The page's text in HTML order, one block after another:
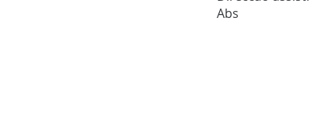
Abs